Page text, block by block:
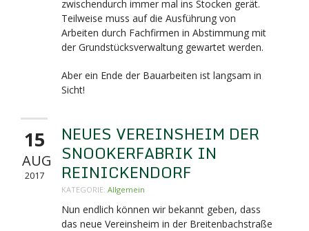
zwischendurch immer mal ins Stocken gerät.
Teilweise muss auf die Ausführung von
Arbeiten durch Fachfirmen in Abstimmung mit
der Grundstücksverwaltung gewartet werden.
Aber ein Ende der Bauarbeiten ist langsam in
Sicht!
15
AUG
2017
NEUES VEREINSHEIM DER
SNOOKERFABRIK IN
REINICKENDORF
KATEGORIE: Allgemein
Nun endlich können wir bekannt geben, dass
das neue Vereinsheim in der Breitenbachstraße